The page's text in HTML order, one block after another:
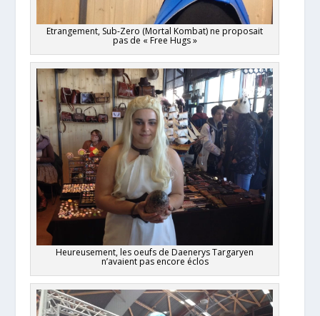
Etrangement, Sub-Zero (Mortal Kombat) ne proposait
pas de « Free Hugs »
Heureusement, les oeufs de Daenerys Targaryen
n’avaient pas encore éclos